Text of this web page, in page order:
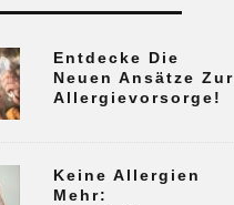
Entdecke Die
Neuen Ansätze Zur
Allergievorsorge!
Keine Allergien
Mehr: